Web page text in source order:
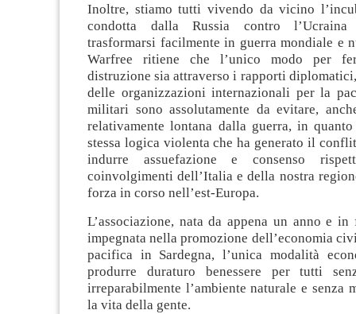
Inoltre, stiamo tutti vivendo da vicino
condotta dalla Russia contro l’Ucraina
trasformarsi facilmente in guerra mondiale e
Warfree ritiene che l’unico modo per
distruzione sia attraverso i rapporti
delle organizzazioni internazionali per la
militari sono assolutamente da evitare,
relativamente lontana dalla guerra, in
stessa logica violenta che ha generato il
indurre assuefazione e consenso
coinvolgimenti dell’Italia e della nostra
forza in corso nell’est-Europa.
L’associazione, nata da appena un anno e
impegnata nella promozione dell’economia
pacifica in Sardegna, l’unica modalità
produrre duraturo benessere per tutti
irreparabilmente l’ambiente naturale e senza
la vita della gente.